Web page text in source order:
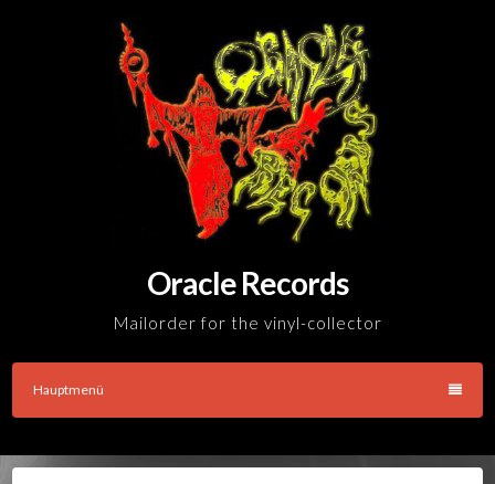
Oracle Records
Mailorder for the vinyl-collector
Hauptmenü